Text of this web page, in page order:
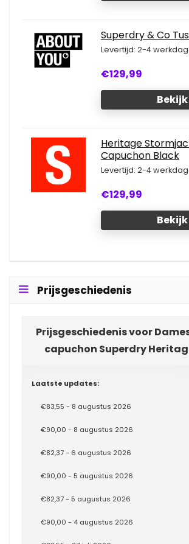
Superdry & Co
Levertijd: 2-4
€129,99
Bekijk
Heritage
Capuchon Black
Levertijd: 2-4
€129,99
Bekijk
Prijsgeschiedenis
Prijsgeschiedenis voor
capuchon Superdry
Laatste updates:
€83,55 - 8 augustus 2026
€90,00 - 8 augustus 2026
€82,37 - 6 augustus 2026
€90,00 - 5 augustus 2026
€82,37 - 5 augustus 2026
€90,00 - 4 augustus 2026